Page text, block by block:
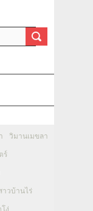
1
วิมานเมขลา
ร์
าวบ้านไร่
ง่